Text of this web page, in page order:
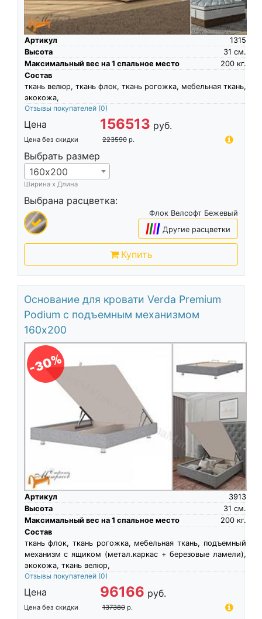
Артикул
1315
Высота
см.
31
Максимальный вес на 1 спальное место
кг.
200
Состав
ткань велюр, ткань флок, ткань рогожка, мебельная ткань,
экокожа,
Отзывы покупателей (0)
Цена 156513 руб.
Цена без скидки 223590 р.
Выбрать размер
160х200
Ширина х Длина
Выбрана расцветка:
Флок Велсофт Бежевый
|||| Другие расцветки
Купить
Основание для кровати Verda Premium
Podium с подъемным механизмом
160х200
-30%
Артикул
3913
Высота
см.
31
Максимальный вес на 1 спальное место
кг.
200
Состав
ткань флок, ткань рогожка, мебельная ткань, подъемный
механизм с ящиком (метал.каркас + березовые ламели),
экокожа, ткань велюр,
Отзывы покупателей (0)
Цена 96166 руб.
Цена без скидки 137380 р.